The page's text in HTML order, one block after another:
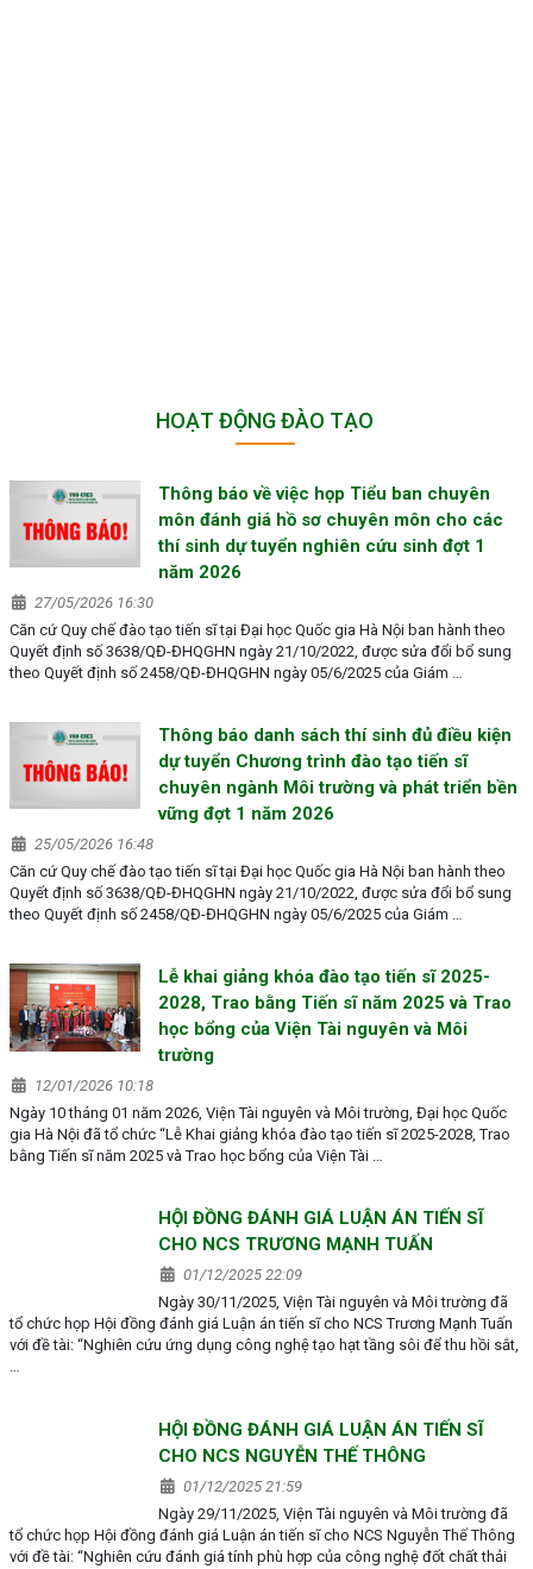
HOẠT ĐỘNG ĐÀO TẠO
Thông báo về việc họp Tiểu ban chuyên
môn đánh giá hồ sơ chuyên môn cho các
thí sinh dự tuyển nghiên cứu sinh đợt 1
năm 2026
27/05/2026 16:30
Căn cứ Quy chế đào tạo tiến sĩ tại Đại học Quốc gia Hà Nội ban hành theo
Quyết định số 3638/QĐ-ĐHQGHN ngày 21/10/2022, được sửa đổi bổ sung
theo Quyết định số 2458/QĐ-ĐHQGHN ngày 05/6/2025 của Giám …
Thông báo danh sách thí sinh đủ điều kiện
dự tuyển Chương trình đào tạo tiến sĩ
chuyên ngành Môi trường và phát triển bền
vững đợt 1 năm 2026
25/05/2026 16:48
Căn cứ Quy chế đào tạo tiến sĩ tại Đại học Quốc gia Hà Nội ban hành theo
Quyết định số 3638/QĐ-ĐHQGHN ngày 21/10/2022, được sửa đổi bổ sung
theo Quyết định số 2458/QĐ-ĐHQGHN ngày 05/6/2025 của Giám …
Lễ khai giảng khóa đào tạo tiến sĩ 2025-
2028, Trao bằng Tiến sĩ năm 2025 và Trao
học bổng của Viện Tài nguyên và Môi
trường
12/01/2026 10:18
Ngày 10 tháng 01 năm 2026, Viện Tài nguyên và Môi trường, Đại học Quốc
gia Hà Nội đã tổ chức “Lễ Khai giảng khóa đào tạo tiến sĩ 2025-2028, Trao
bằng Tiến sĩ năm 2025 và Trao học bổng của Viện Tài …
HỘI ĐỒNG ĐÁNH GIÁ LUẬN ÁN TIẾN SĨ
CHO NCS TRƯƠNG MẠNH TUẤN
01/12/2025 22:09
Ngày 30/11/2025, Viện Tài nguyên và Môi trường đã
tổ chức họp Hội đồng đánh giá Luận án tiến sĩ cho NCS Trương Mạnh Tuấn
với đề tài: “Nghiên cứu ứng dụng công nghệ tạo hạt tầng sôi để thu hồi sắt,
…
HỘI ĐỒNG ĐÁNH GIÁ LUẬN ÁN TIẾN SĨ
CHO NCS NGUYỄN THẾ THÔNG
01/12/2025 21:59
Ngày 29/11/2025, Viện Tài nguyên và Môi trường đã
tổ chức họp Hội đồng đánh giá Luận án tiến sĩ cho NCS Nguyễn Thế Thông
với đề tài: “Nghiên cứu đánh giá tính phù hợp của công nghệ đốt chất thải